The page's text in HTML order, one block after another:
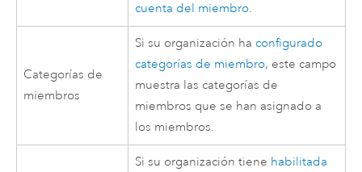
cuenta del miembro.
Categorías de
miembros
Si su organización ha configurado
categorías de miembro, este campo
muestra las categorías de
miembros que se han asignado a
los miembros.
Si su organización tiene habilitada